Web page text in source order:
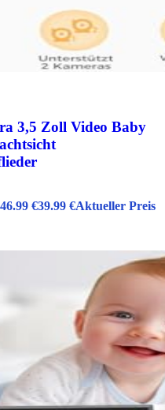
3,5 Zoll Video Baby
€39.99 €Aktueller Preis